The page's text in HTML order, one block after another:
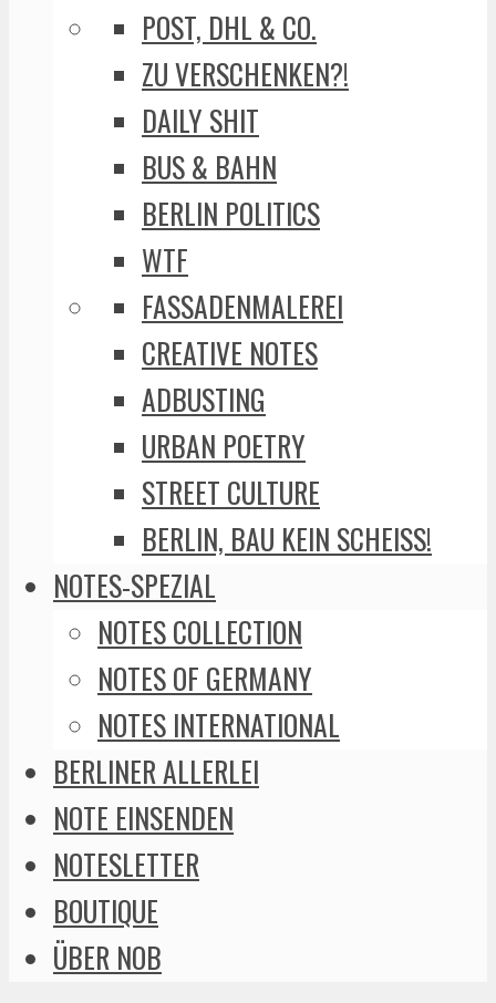
POST, DHL & CO.
ZU VERSCHENKEN?!
DAILY SHIT
BUS & BAHN
BERLIN POLITICS
WTF
FASSADENMALEREI
CREATIVE NOTES
ADBUSTING
URBAN POETRY
STREET CULTURE
BERLIN, BAU KEIN SCHEISS!
NOTES-SPEZIAL
NOTES COLLECTION
NOTES OF GERMANY
NOTES INTERNATIONAL
BERLINER ALLERLEI
NOTE EINSENDEN
NOTESLETTER
BOUTIQUE
ÜBER NOB